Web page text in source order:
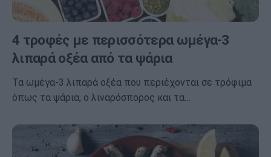
4 τροφές με περισσότερα ωμέγα-3
λιπαρά οξέα από τα ψάρια
Τα ωμέγα-3 λιπαρά οξέα που περιέχονται σε τρόφιμα
όπως τα ψάρια, ο λιναρόσπορος και τα…